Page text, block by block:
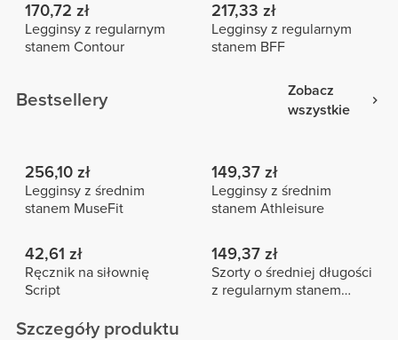
170,72 zł
Legginsy z regularnym
stanem Contour
217,33 zł
Legginsy z regularnym
stanem BFF
Bestsellery
Zobacz
wszystkie
256,10 zł
Legginsy z średnim
stanem MuseFit
149,37 zł
Legginsy z średnim
stanem Athleisure
42,61 zł
Ręcznik na siłownię
Script
149,37 zł
Szorty o średniej długości
z regularnym stanem
Szczegóły produktu